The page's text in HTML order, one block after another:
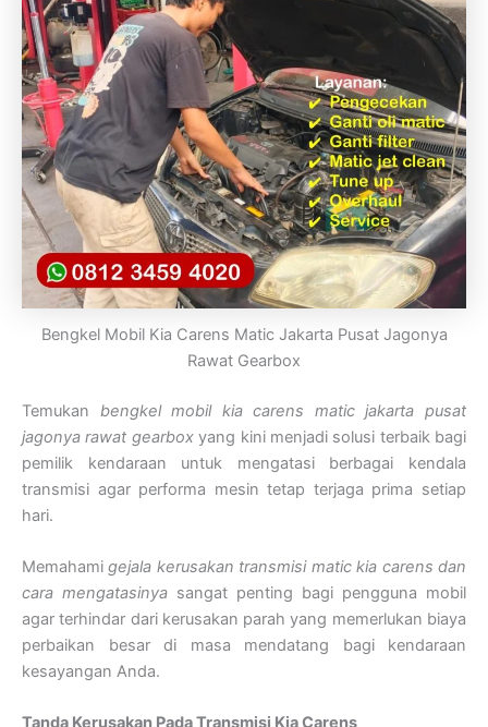
Bengkel Mobil Kia Carens Matic Jakarta Pusat Jagonya
Rawat Gearbox
Temukan bengkel mobil kia carens matic jakarta pusat
jagonya rawat gearboxyang kini menjadi solusi terbaik bagi
pemilik kendaraan untuk mengatasi berbagai kendala
transmisi agar performa mesin tetap terjaga prima setiap
hari.
Memahamigejala kerusakan transmisi matic kia carens dan
cara mengatasinya sangat penting bagi pengguna mobil
agar terhindar dari kerusakan parah yang memerlukan biaya
perbaikan besar di masa mendatang bagi kendaraan
kesayangan Anda.
Tanda Kerusakan Pada Transmisi Kia Carens